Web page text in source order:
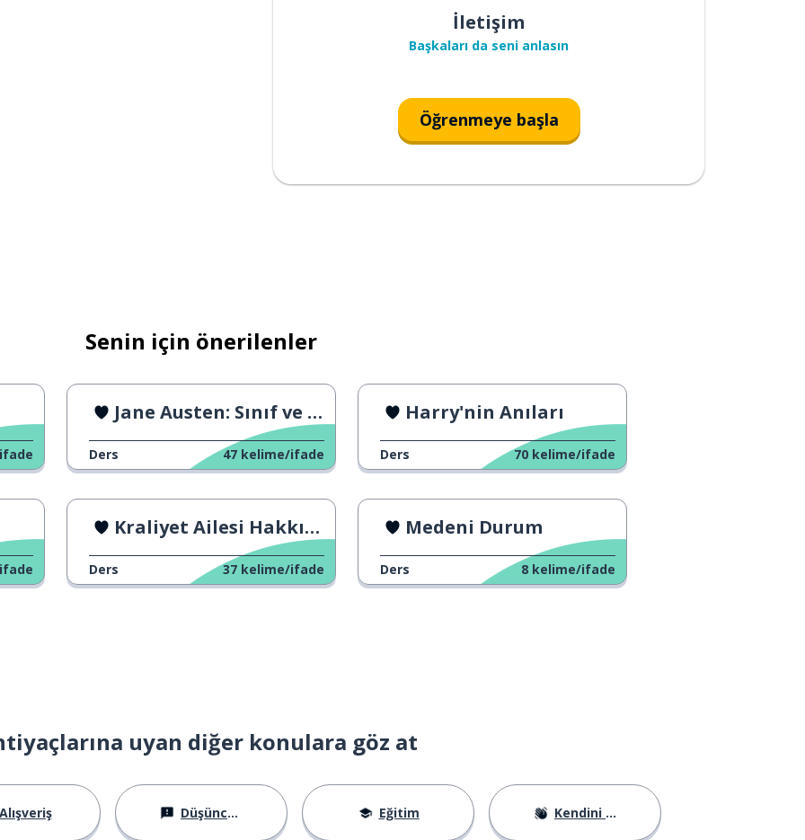
İletişim
Başkaları da seni anlasın
Öğrenmeye başla
Senin için önerilenler
Jane Austen: Sınıf ve İlişki
Ders 47 kelime/ifade
Harry'nin Anıları
Ders 70 kelime/ifade
Kraliyet Ailesi Hakkında
Ders 37 kelime/ifade
Medeni Durum
Ders 8 kelime/ifade
uyan diğer konulara göz at
Alışveriş Düşünceler Eğitim Kendini Tanıtma